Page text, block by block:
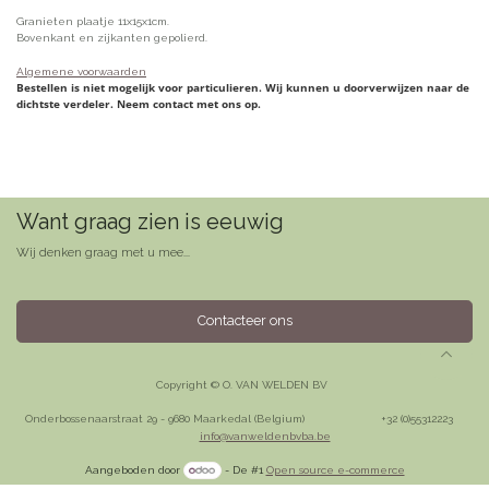
Granieten plaatje 11x15x1cm.
Bovenkant en zijkanten gepolierd.
Algemene voorwaarden
Bestellen is niet mogelijk voor particulieren. Wij kunnen u doorverwijzen naar de
dichtste verdeler. Neem contact met ons op.
Want graag zien is eeuwig
Wij denken graag met u mee...
Contacteer ons
Copyright © O. VAN WELDEN BV
Onderbossenaarstraat 29 - 9680 Maarkedal (Belgium)
​+32 (0)55312223
info@vanweldenbvba.be
Aangeboden door - De #1 Open source e-commerce